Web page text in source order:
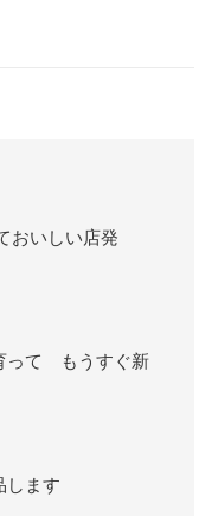
おいしい店発
て もうすぐ新
します